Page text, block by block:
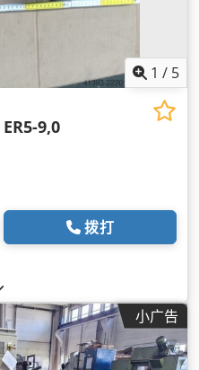
1 / 5
9,0
拨打
小广告